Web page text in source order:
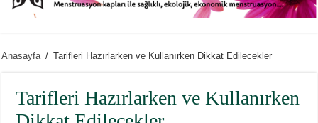
Anasayfa / Tarifleri Hazırlarken ve Kullanırken Dikkat Edilecekler
Tarifleri Hazırlarken ve Kullanırken